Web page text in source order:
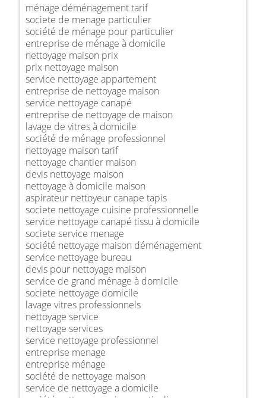
ménage déménagement tarif
societe de menage particulier
société de ménage pour particulier
entreprise de ménage à domicile
nettoyage maison prix
prix nettoyage maison
service nettoyage appartement
entreprise de nettoyage maison
service nettoyage canapé
entreprise de nettoyage de maison
lavage de vitres à domicile
société de ménage professionnel
nettoyage maison tarif
nettoyage chantier maison
devis nettoyage maison
nettoyage à domicile maison
aspirateur nettoyeur canape tapis
societe nettoyage cuisine professionnelle
service nettoyage canapé tissu à domicile
societe service menage
société nettoyage maison déménagement
service nettoyage bureau
devis pour nettoyage maison
service de grand ménage à domicile
societe nettoyage domicile
lavage vitres professionnels
nettoyage service
nettoyage services
service nettoyage professionnel
entreprise menage
entreprise ménage
société de nettoyage maison
service de nettoyage a domicile